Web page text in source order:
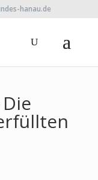
hanau.de